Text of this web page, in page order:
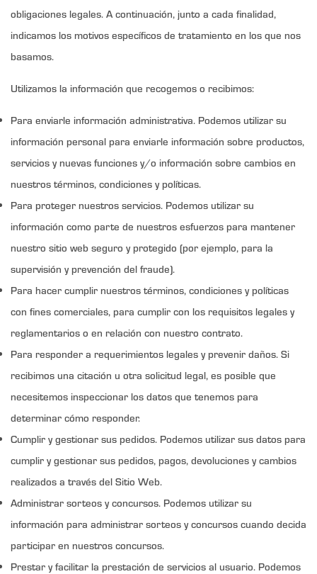
obligaciones legales. A continuación, junto a cada finalidad,
indicamos los motivos específicos de tratamiento en los que nos
basamos.
Utilizamos la información que recogemos o recibimos:
Para enviarle información administrativa. Podemos utilizar su
información personal para enviarle información sobre productos,
servicios y nuevas funciones y/o información sobre cambios en
nuestros términos, condiciones y políticas.
Para proteger nuestros servicios. Podemos utilizar su
información como parte de nuestros esfuerzos para mantener
nuestro sitio web seguro y protegido (por ejemplo, para la
supervisión y prevención del fraude).
Para hacer cumplir nuestros términos, condiciones y políticas
con fines comerciales, para cumplir con los requisitos legales y
reglamentarios o en relación con nuestro contrato.
Para responder a requerimientos legales y prevenir daños. Si
recibimos una citación u otra solicitud legal, es posible que
necesitemos inspeccionar los datos que tenemos para
determinar cómo responder.
Cumplir y gestionar sus pedidos. Podemos utilizar sus datos para
cumplir y gestionar sus pedidos, pagos, devoluciones y cambios
realizados a través del Sitio Web.
Administrar sorteos y concursos. Podemos utilizar su
información para administrar sorteos y concursos cuando decida
participar en nuestros concursos.
Prestar y facilitar la prestación de servicios al usuario. Podemos